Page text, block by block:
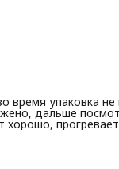
время упаковка не
дальше
хорошо,